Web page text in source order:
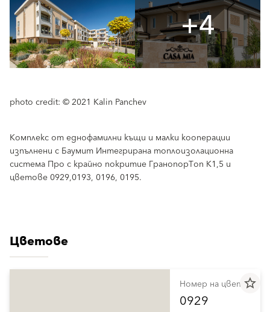
+4
photo credit: © 2021 Kalin Panchev
Комплекс от еднофамилни къщи и малки кооперации
изпълнени с Баумит Интегрирана топлоизолационна
система Про с крайно покритие ГранопорТоп К1,5 и
цветове 0929,0193, 0196, 0195.
Цветове
star_border
Номер на цвета
0929